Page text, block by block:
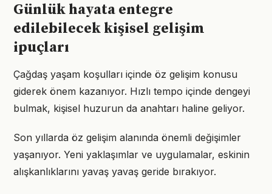
Günlük hayata entegre
edilebilecek kişisel gelişim
ipuçları
Çağdaş yaşam koşulları içinde öz gelişim konusu
giderek önem kazanıyor. Hızlı tempo içinde dengeyi
bulmak, kişisel huzurun da anahtarı haline geliyor.
Son yıllarda öz gelişim alanında önemli değişimler
yaşanıyor. Yeni yaklaşımlar ve uygulamalar, eskinin
alışkanlıklarını yavaş yavaş geride bırakıyor.